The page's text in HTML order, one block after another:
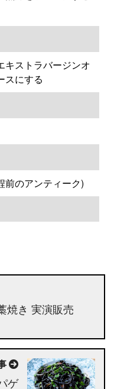
キストラバージンオ
スにする
前のアンティーク)
焼き 実演販売
ゲ